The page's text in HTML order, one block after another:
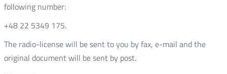
following number:
+48 22 5349 175.
The radio-license will be sent to you by fax, e-mail and the
original document will be sent by post.